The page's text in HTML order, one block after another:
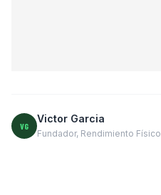
VG
Victor Garcia
Fundador, Rendimiento Físico